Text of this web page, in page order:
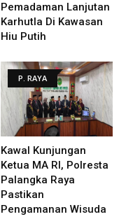
Pemadaman Lanjutan
Karhutla Di Kawasan
Hiu Putih
P. RAYA
Kawal Kunjungan
Ketua MA RI, Polresta
Palangka Raya
Pastikan
Pengamanan Wisuda